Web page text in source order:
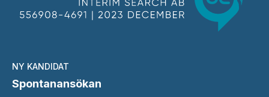
NY KANDIDAT
Spontanansökan